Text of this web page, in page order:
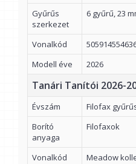
Gyűrűs
szerkezet
6 gyűrű, 23
Vonalkód
Modell éve
2026
Tanári Tanítói 2026-
Évszám
Filofax
Borító
anyaga
Filofaxok
Vonalkód Meadow